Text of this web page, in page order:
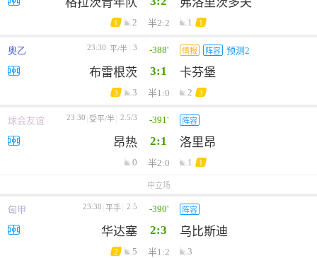
1 2 半2:2 1 1
奥乙 23:30 平/半 3 -388' 情报 阵容 预测2
布雷根茨 3:1 卡芬堡
3 3 半1:0 2 3
球会友谊 23:30 受平/半 2.5/3 -391' 阵容
昂热 2:1 洛里昂
0 半2:0 1 1
中立场
匈甲 23:30 平手 2.5 -390' 阵容
华达塞 2:3 乌比斯迪
2 5 半1:2 3